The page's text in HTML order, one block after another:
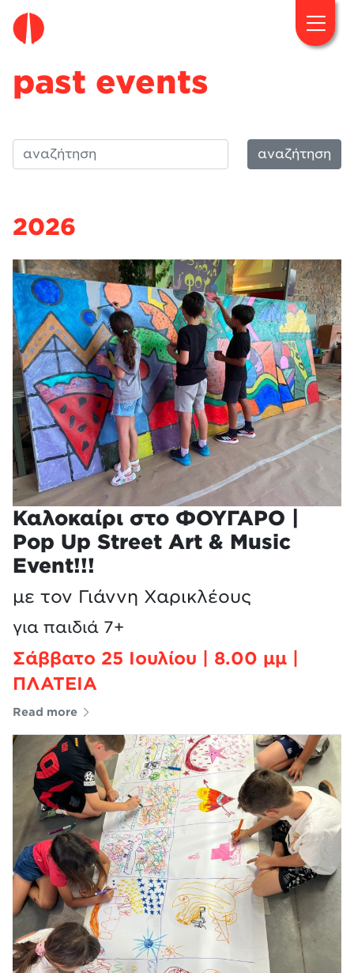
fougaro.gr
past events
αναζήτηση
2026
Καλοκαίρι στο ΦΟΥΓΑΡΟ |
Pop Up Street Art & Music
Event!!!
Σάββατο 25 Ιουλίου | 8.00 μμ |
ΠΛΑΤΕΙΑ
με τον Γιάννη Χαρικλέους
για παιδιά 7+
Read more